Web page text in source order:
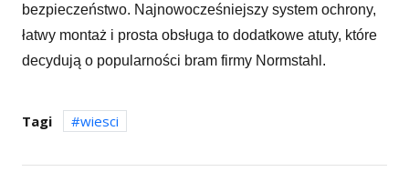
bezpieczeństwo. Najnowocześniejszy system ochrony,
łatwy montaż i prosta obsługa to dodatkowe atuty, które
decydują o popularności bram firmy Normstahl.
Tagi wiesci